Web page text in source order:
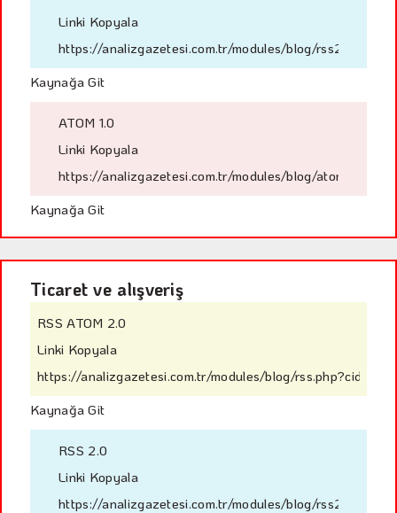
Linki Kopyala
https://analizgazetesi.com.tr/modules/blog/
Kaynağa Git
ATOM 1.0
Linki Kopyala
https://analizgazetesi.com.tr/modules/blog/
Kaynağa Git
Ticaret ve alışveriş
RSS ATOM 2.0
Linki Kopyala
https://analizgazetesi.com.tr/modules/blog/rss.php?cid=61
Kaynağa Git
RSS 2.0
Linki Kopyala
https://analizgazetesi.com.tr/modules/blog/